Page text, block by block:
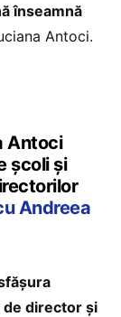
înseamnă
Antoci.
Antoci
școli și
Andreea
director și